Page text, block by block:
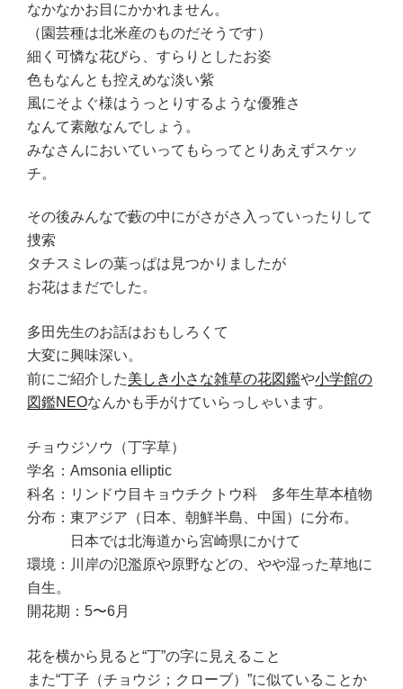
なかなかお目にかかれません。
（園芸種は北米産のものだそうです）
細く可憐な花びら、すらりとしたお姿
色もなんとも控えめな淡い紫
風にそよぐ様はうっとりするような優雅さ
なんて素敵なんでしょう。
みなさんにおいていってもらってとりあえずスケッ
チ。
その後みんなで藪の中にがさがさ入っていったりして
捜索
タチスミレの葉っぱは見つかりましたが
お花はまだでした。
多田先生のお話はおもしろくて
大変に興味深い。
前にご紹介した美しき小さな雑草の花図鑑や小学館の
図鑑NEOなんかも手がけていらっしゃいます。
チョウジソウ（丁字草）
学名：Amsonia elliptic
科名：リンドウ目キョウチクトウ科 多年生草本植物
分布：東アジア（日本、朝鮮半島、中国）に分布。
日本では北海道から宮崎県にかけて
環境：川岸の氾濫原や原野などの、やや湿った草地に
自生。
開花期：5〜6月
花を横から見ると“丁”の字に見えること
また“丁子（チョウジ；クローブ）”に似ていることか